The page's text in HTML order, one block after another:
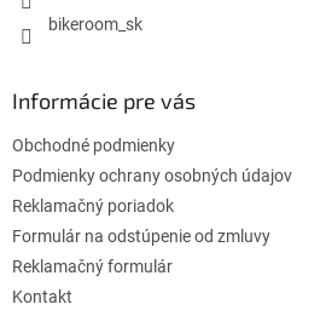
bikeroom_sk
Informácie pre vás
Obchodné podmienky
Podmienky ochrany osobných údajov
Reklamačný poriadok
Formulár na odstúpenie od zmluvy
Reklamačný formulár
Kontakt